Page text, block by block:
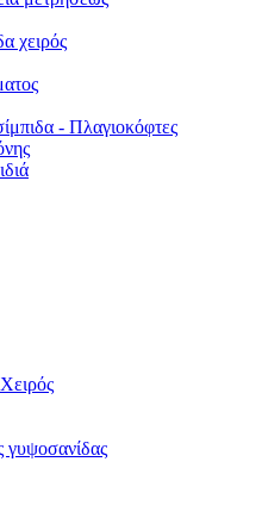
χειρός
- Πλαγιοκόφτες
γυψοσανίδας